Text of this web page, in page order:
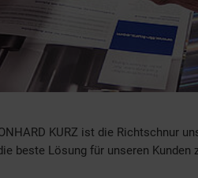
KURZ ist die Richtschnur
beste Lösung für unseren Kunden